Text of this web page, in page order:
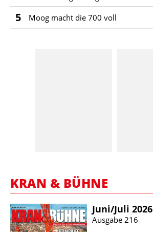
5 Moog macht die 700 voll
KRAN & BÜHNE
Juni/​Juli 2026
Ausgabe 216